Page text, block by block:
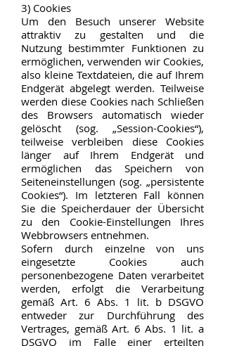
3) Cookies
Um den Besuch unserer Website
attraktiv zu gestalten und die
Nutzung bestimmter Funktionen zu
ermöglichen, verwenden wir Cookies,
also kleine Textdateien, die auf Ihrem
Endgerät abgelegt werden. Teilweise
werden diese Cookies nach Schließen
des Browsers automatisch wieder
gelöscht (sog. „Session-Cookies“),
teilweise verbleiben diese Cookies
länger auf Ihrem Endgerät und
ermöglichen das Speichern von
Seiteneinstellungen (sog. „persistente
Cookies“). Im letzteren Fall können
Sie die Speicherdauer der Übersicht
zu den Cookie-Einstellungen Ihres
Webbrowsers entnehmen.
Sofern durch einzelne von uns
eingesetzte Cookies auch
personenbezogene Daten verarbeitet
werden, erfolgt die Verarbeitung
gemäß Art. 6 Abs. 1 lit. b DSGVO
entweder zur Durchführung des
Vertrages, gemäß Art. 6 Abs. 1 lit. a
DSGVO im Falle einer erteilten